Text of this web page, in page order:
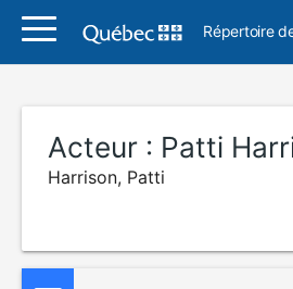
Répertoire
Acteur : Patti
Harrison, Patti